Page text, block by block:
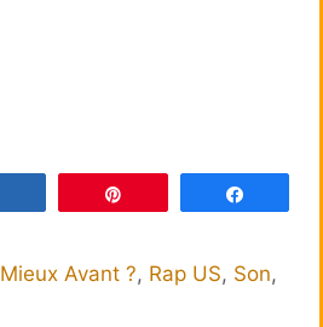
Mieux Avant ?, Rap US, Son,